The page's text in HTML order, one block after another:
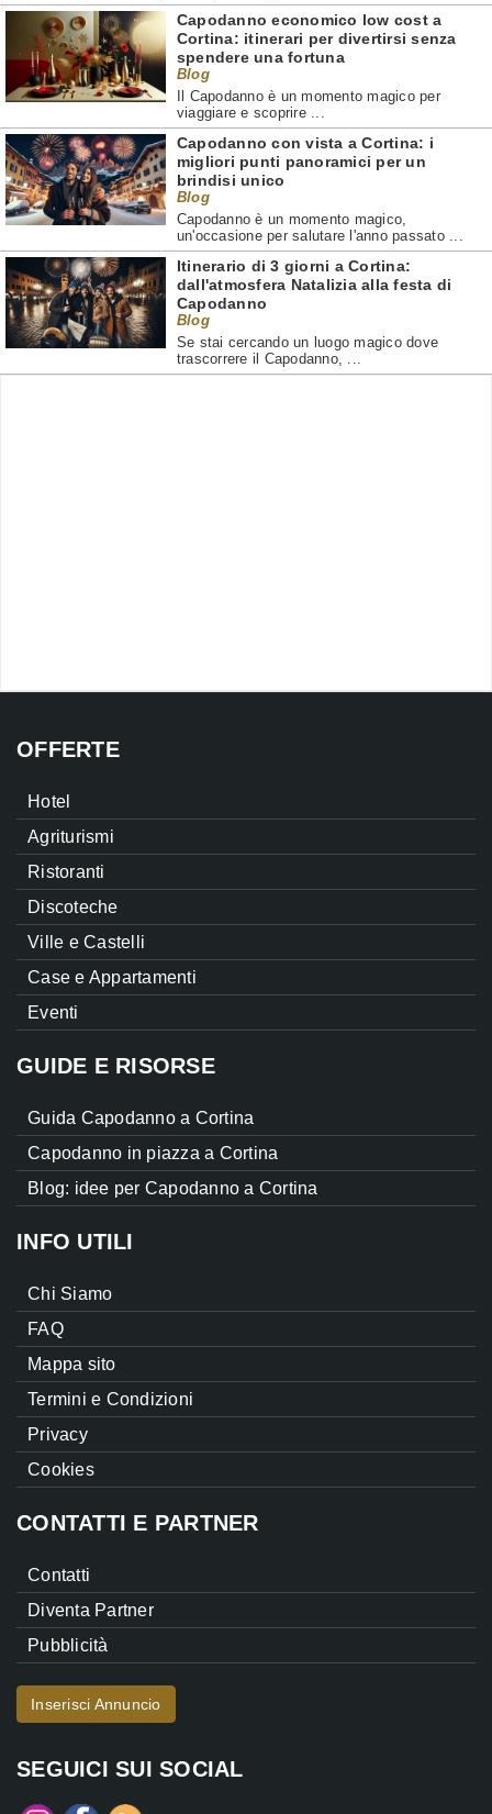
Capodanno economico low cost a
Cortina: itinerari per divertirsi senza
spendere una fortuna
Blog
Il Capodanno è un momento magico per
viaggiare e scoprire ...
Capodanno con vista a Cortina: i
migliori punti panoramici per un
brindisi unico
Blog
Capodanno è un momento magico,
un'occasione per salutare l'anno passato ...
Itinerario di 3 giorni a Cortina:
dall'atmosfera Natalizia alla festa di
Capodanno
Blog
Se stai cercando un luogo magico dove
trascorrere il Capodanno, ...
OFFERTE
Hotel
Agriturismi
Ristoranti
Discoteche
Ville e Castelli
Case e Appartamenti
Eventi
GUIDE E RISORSE
Guida Capodanno a Cortina
Capodanno in piazza a Cortina
Blog: idee per Capodanno a Cortina
INFO UTILI
Chi Siamo
FAQ
Mappa sito
Termini e Condizioni
Privacy
Cookies
CONTATTI E PARTNER
Contatti
Diventa Partner
Pubblicità
Inserisci Annuncio
SEGUICI SUI SOCIAL